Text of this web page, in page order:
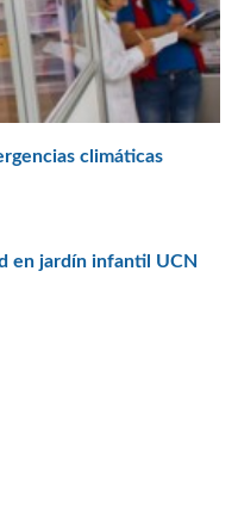
climáticas
en jardín infantil UCN